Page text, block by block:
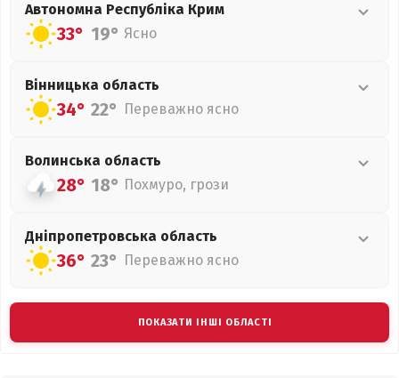
Автономна Республіка Крим
33° 19° Ясно
Вінницька область
34° 22° Переважно ясно
Волинська область
28° 18° Похмуро, грози
Дніпропетровська область
36° 23° Переважно ясно
ПОКАЗАТИ ІНШІ ОБЛАСТІ